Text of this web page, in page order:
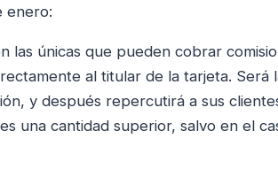
enero:
las únicas que pueden cobrar
al titular de la tarjeta. Será
y después repercutirá a sus
una cantidad superior, salvo en el